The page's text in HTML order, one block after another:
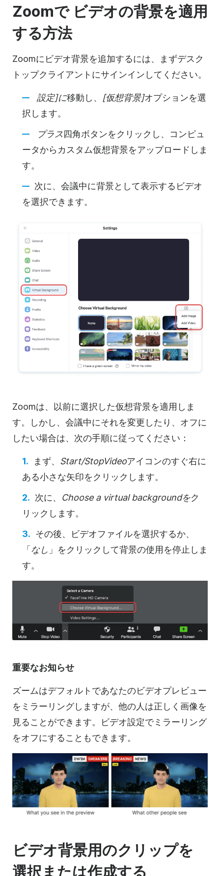
Zoomで ビデオの背景を適用
する方法
Zoomに ビデオ背景を追加するには、まずデスク
トップクライアントにサインインしてください。
設定]に移動し、 [仮想背景]オプションを選
択します。
プラス四角ボタンをクリックし、コンピュ
ータからカスタム仮想背景をアップロードしま
す。
次に、会議中に背景として表示するビデオ
を選択できます。
Zoomは、以前に選択した仮想背景を適用しま
す。しかし、会議中にそれを変更したり、オフに
したい場合は、次の手順に従ってください：
まず、 Start/StopVideoアイコンのすぐ右に
ある小さな矢印をクリックします。
次に、 Choose a virtual backgroundをク
リックします。
その後、ビデオファイルを選択するか、
「なし 」をクリックして背景の使用を停止しま
す。
重要なお知らせ
ズームはデフォルトであなたのビデオプレビュー
をミラーリングしますが、他の人は正しく画像を
見ることができます。
ビデオ設定でミラーリング
をオフにすることもできます。
ビデオ背景用のクリップを
選択または作成する